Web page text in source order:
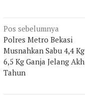
Navigasi
pos
Pos sebelumnya
Polres Metro Bekasi
Musnahkan Sabu 4,4
6,5 Kg Ganja Jelang
Tahun